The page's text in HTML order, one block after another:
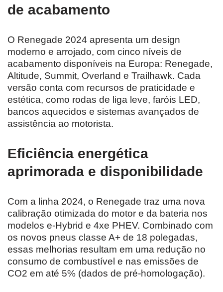
de acabamento
O Renegade 2024 apresenta um design
moderno e arrojado, com cinco níveis de
acabamento disponíveis na Europa: Renegade,
Altitude, Summit, Overland e Trailhawk. Cada
versão conta com recursos de praticidade e
estética, como rodas de liga leve, faróis LED,
bancos aquecidos e sistemas avançados de
assistência ao motorista.
Eficiência energética
aprimorada e disponibilidade
Com a linha 2024, o Renegade traz uma nova
calibração otimizada do motor e da bateria nos
modelos e-Hybrid e 4xe PHEV. Combinado com
os novos pneus classe A+ de 18 polegadas,
essas melhorias resultam em uma redução no
consumo de combustível e nas emissões de
CO2 em até 5% (dados de pré-homologação).